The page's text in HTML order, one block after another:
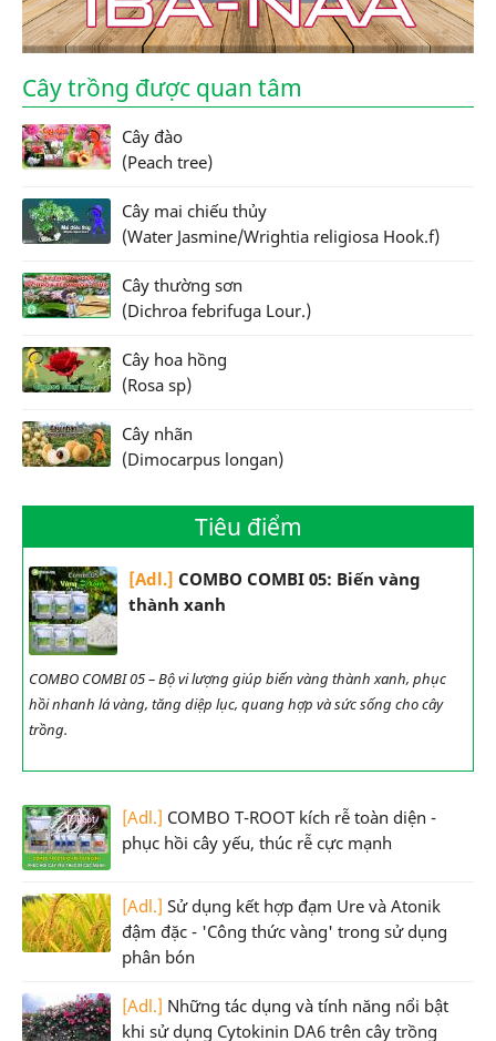
Cây trồng được quan tâm
Cây đào
(Peach tree)
Cây mai chiếu thủy
(Water Jasmine/Wrightia religiosa Hook.f)
Cây thường sơn
(Dichroa febrifuga Lour.)
Cây hoa hồng
(Rosa sp)
Cây nhãn
(Dimocarpus longan)
Tiêu điểm
[Adl.] COMBO COMBI 05: Biến vàng
thành xanh
COMBO COMBI 05 – Bộ vi lượng giúp biến vàng thành xanh, phục
hồi nhanh lá vàng, tăng diệp lục, quang hợp và sức sống cho cây
trồng.
[Adl.] COMBO T-ROOT kích rễ toàn diện -
phục hồi cây yếu, thúc rễ cực mạnh
[Adl.] Sử dụng kết hợp đạm Ure và Atonik
đậm đặc - 'Công thức vàng' trong sử dụng
phân bón
[Adl.] Những tác dụng và tính năng nổi bật
khi sử dụng Cytokinin DA6 trên cây trồng